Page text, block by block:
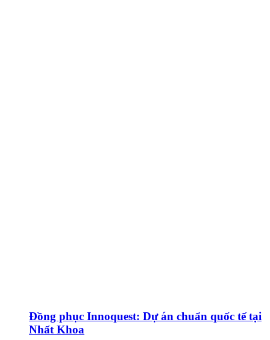
Đồng phục Innoquest: Dự án chuẩn quốc tế tại
Nhất Khoa